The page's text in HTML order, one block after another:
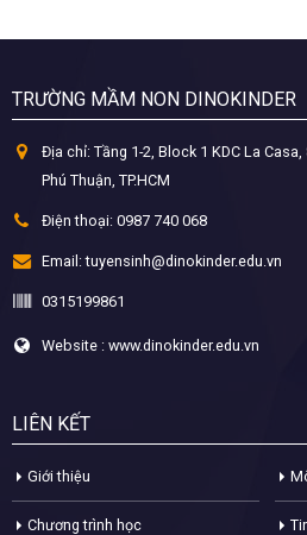
TRƯỜNG MẦM NON DINOKINDER
Địa chỉ: Tầng 1-2, Block 1 KDC La
Phú Thuận, TP.HCM
Điện thoại: 0987 740 068
Email: tuyensinh@dinokinder.edu.vn
0315199861
Website : www.dinokinder.edu.vn
LIÊN KẾT
Giới thiệu
Chương trình học